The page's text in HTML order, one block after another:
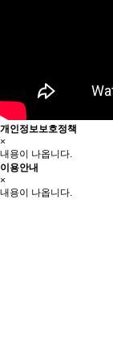
개인정보보호정책
×
내용이 나옵니다.
이용안내
×
내용이 나옵니다.